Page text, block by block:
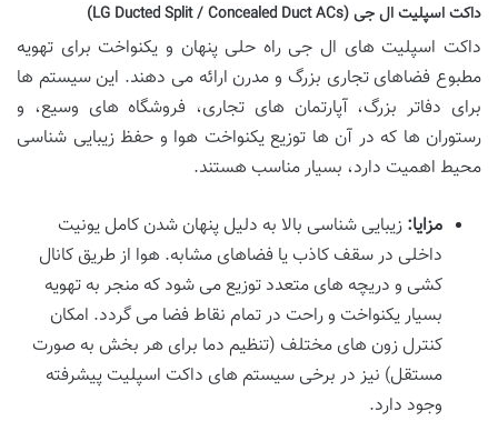
داکت اسپلیت ال جی (LG Ducted Split / Concealed Duct ACs)
داکت اسپلیت های ال جی راه حلی پنهان و یکنواخت برای تهویه
مطبوع فضاهای تجاری بزرگ و مدرن ارائه می دهند. این سیستم ها
برای دفاتر بزرگ، آپارتمان های تجاری، فروشگاه های وسیع، و
رستوران ها که در آن ها توزیع یکنواخت هوا و حفظ زیبایی شناسی
محیط اهمیت دارد، بسیار مناسب هستند.
مزایا: زیبایی شناسی بالا به دلیل پنهان شدن کامل یونیت
داخلی در سقف کاذب یا فضاهای مشابه. هوا از طریق کانال
کشی و دریچه های متعدد توزیع می شود که منجر به تهویه
بسیار یکنواخت و راحت در تمام نقاط فضا می گردد. امکان
کنترل زون های مختلف (تنظیم دما برای هر بخش به صورت
مستقل) نیز در برخی سیستم های داکت اسپلیت پیشرفته
وجود دارد.